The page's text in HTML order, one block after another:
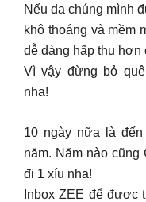
Nếu da chúng mình
khô thoáng và mềm
dễ dàng hấp thu hơn
Vì vậy đừng bỏ
nha!
10 ngày nữa là đến
năm. Năm nào cũng
đi 1 xíu nha!
Inbox ZEE để được